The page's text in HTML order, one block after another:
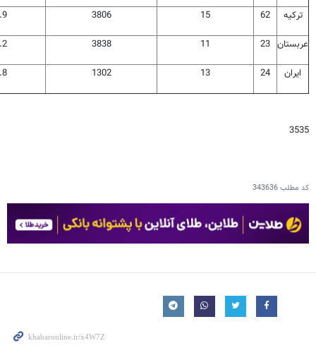
ترکیه 62
15
3806
عربستان 23
11
3838
ایران 24
13
1302
3535
کد مطلب343636